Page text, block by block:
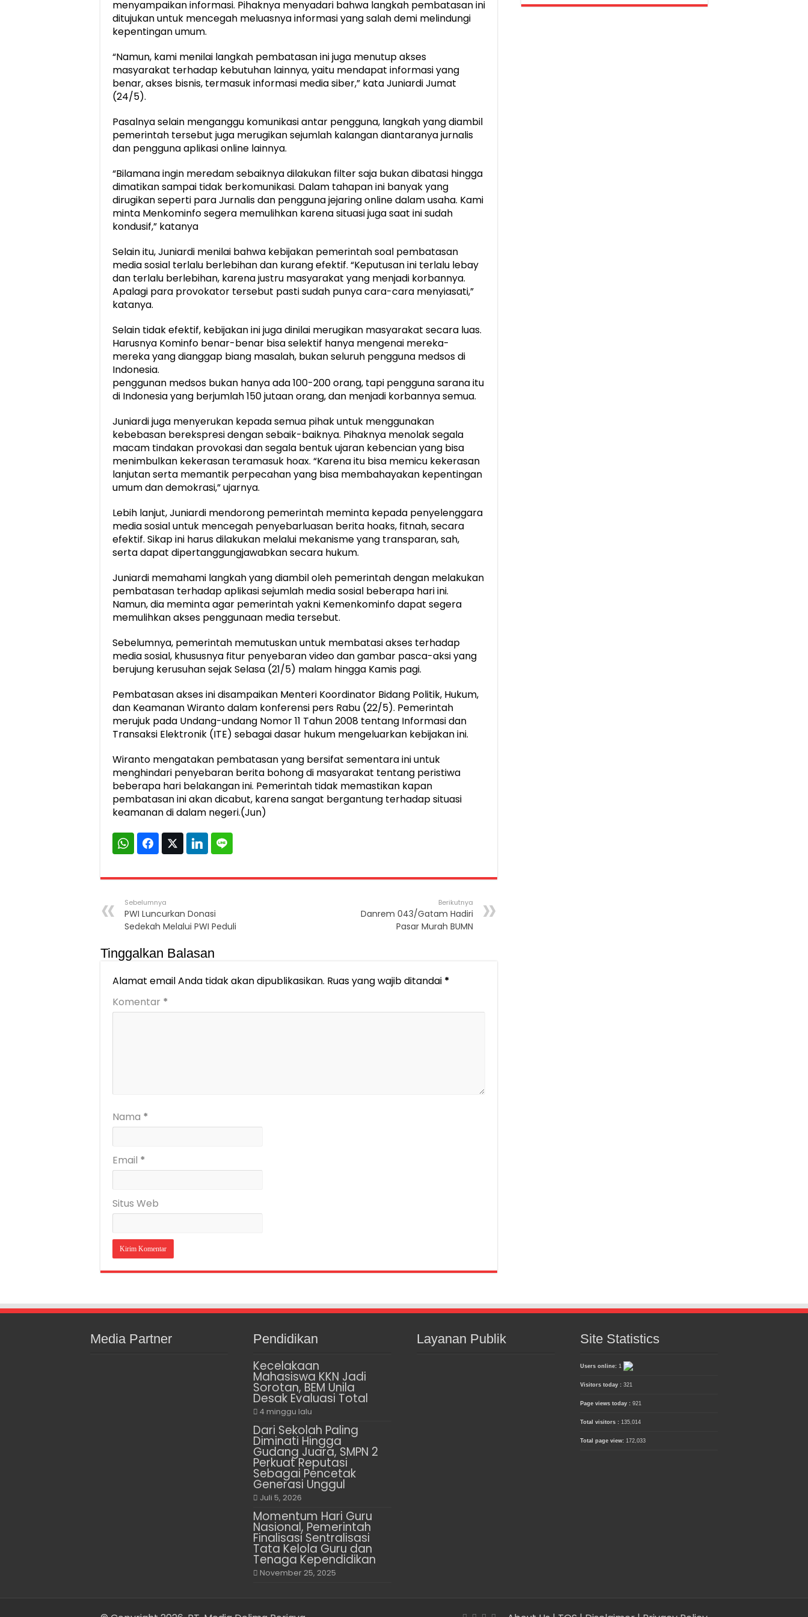
menyampaikan informasi. Pihaknya menyadari bahwa langkah pembatasan ini
ditujukan untuk mencegah meluasnya informasi yang salah demi melindungi
kepentingan umum.
“Namun, kami menilai langkah pembatasan ini juga menutup akses
masyarakat terhadap kebutuhan lainnya, yaitu mendapat informasi yang
benar, akses bisnis, termasuk informasi media siber,” kata Juniardi Jumat
(24/5).
Pasalnya selain menganggu komunikasi antar pengguna, langkah yang diambil
pemerintah tersebut juga merugikan sejumlah kalangan diantaranya jurnalis
dan pengguna aplikasi online lainnya.
“Bilamana ingin meredam sebaiknya dilakukan filter saja bukan dibatasi hingga
dimatikan sampai tidak berkomunikasi. Dalam tahapan ini banyak yang
dirugikan seperti para Jurnalis dan pengguna jejaring online dalam usaha. Kami
minta Menkominfo segera memulihkan karena situasi juga saat ini sudah
kondusif,” katanya
Selain itu, Juniardi menilai bahwa kebijakan pemerintah soal pembatasan
media sosial terlalu berlebihan dan kurang efektif. “Keputusan ini terlalu lebay
dan terlalu berlebihan, karena justru masyarakat yang menjadi korbannya.
Apalagi para provokator tersebut pasti sudah punya cara-cara menyiasati,”
katanya.
Selain tidak efektif, kebijakan ini juga dinilai merugikan masyarakat secara luas.
Harusnya Kominfo benar-benar bisa selektif hanya mengenai mereka-
mereka yang dianggap biang masalah, bukan seluruh pengguna medsos di
Indonesia.
penggunan medsos bukan hanya ada 100-200 orang, tapi pengguna sarana itu
di Indonesia yang berjumlah 150 jutaan orang, dan menjadi korbannya semua.
Juniardi juga menyerukan kepada semua pihak untuk menggunakan
kebebasan berekspresi dengan sebaik-baiknya. Pihaknya menolak segala
macam tindakan provokasi dan segala bentuk ujaran kebencian yang bisa
menimbulkan kekerasan teramasuk hoax. “Karena itu bisa memicu kekerasan
lanjutan serta memantik perpecahan yang bisa membahayakan kepentingan
umum dan demokrasi,” ujarnya.
Lebih lanjut, Juniardi mendorong pemerintah meminta kepada penyelenggara
media sosial untuk mencegah penyebarluasan berita hoaks, fitnah, secara
efektif. Sikap ini harus dilakukan melalui mekanisme yang transparan, sah,
serta dapat dipertanggungjawabkan secara hukum.
Juniardi memahami langkah yang diambil oleh pemerintah dengan melakukan
pembatasan terhadap aplikasi sejumlah media sosial beberapa hari ini.
Namun, dia meminta agar pemerintah yakni Kemenkominfo dapat segera
memulihkan akses penggunaan media tersebut.
Sebelumnya, pemerintah memutuskan untuk membatasi akses terhadap
media sosial, khususnya fitur penyebaran video dan gambar pasca-aksi yang
berujung kerusuhan sejak Selasa (21/5) malam hingga Kamis pagi.
Pembatasan akses ini disampaikan Menteri Koordinator Bidang Politik, Hukum,
dan Keamanan Wiranto dalam konferensi pers Rabu (22/5). Pemerintah
merujuk pada Undang-undang Nomor 11 Tahun 2008 tentang Informasi dan
Transaksi Elektronik (ITE) sebagai dasar hukum mengeluarkan kebijakan ini.
Wiranto mengatakan pembatasan yang bersifat sementara ini untuk
menghindari penyebaran berita bohong di masyarakat tentang peristiwa
beberapa hari belakangan ini. Pemerintah tidak memastikan kapan
pembatasan ini akan dicabut, karena sangat bergantung terhadap situasi
keamanan di dalam negeri.(Jun)
Sebelumnya
PWI Luncurkan Donasi
Sedekah Melalui PWI Peduli
Berikutnya
Danrem 043/Gatam Hadiri
Pasar Murah BUMN
Tinggalkan Balasan
Alamat email Anda tidak akan dipublikasikan. Ruas yang wajib ditandai *
Komentar *
Nama *
Email *
Situs Web
Media Partner Pendidikan
Kecelakaan
Mahasiswa KKN Jadi
Sorotan, BEM Unila
Desak Evaluasi Total
4 minggu lalu
Dari Sekolah Paling
Diminati Hingga
Gudang Juara, SMPN 2
Perkuat Reputasi
Sebagai Pencetak
Generasi Unggul
Juli 5, 2026
Momentum Hari Guru
Nasional, Pemerintah
Finalisasi Sentralisasi
Tata Kelola Guru dan
Tenaga Kependidikan
November 25, 2025
Layanan Publik Site Statistics
Users online: 1
Visitors today : 321
Page views today : 921
Total visitors : 135,014
Total page view: 172,033